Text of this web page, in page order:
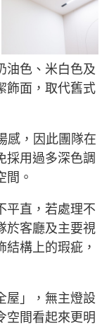
油色、米白色及
飾面，取代舊式
感，因此團隊在
採用過多深色調
間。
平直，若處理不
於客廳及主要視
構上的瑕疵，
屋」，無主燈設
空間看起來更明